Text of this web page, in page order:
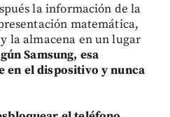
la información de la
matemática,
la almacena en un lugar
Samsung, esa
en el dispositivo y nunca